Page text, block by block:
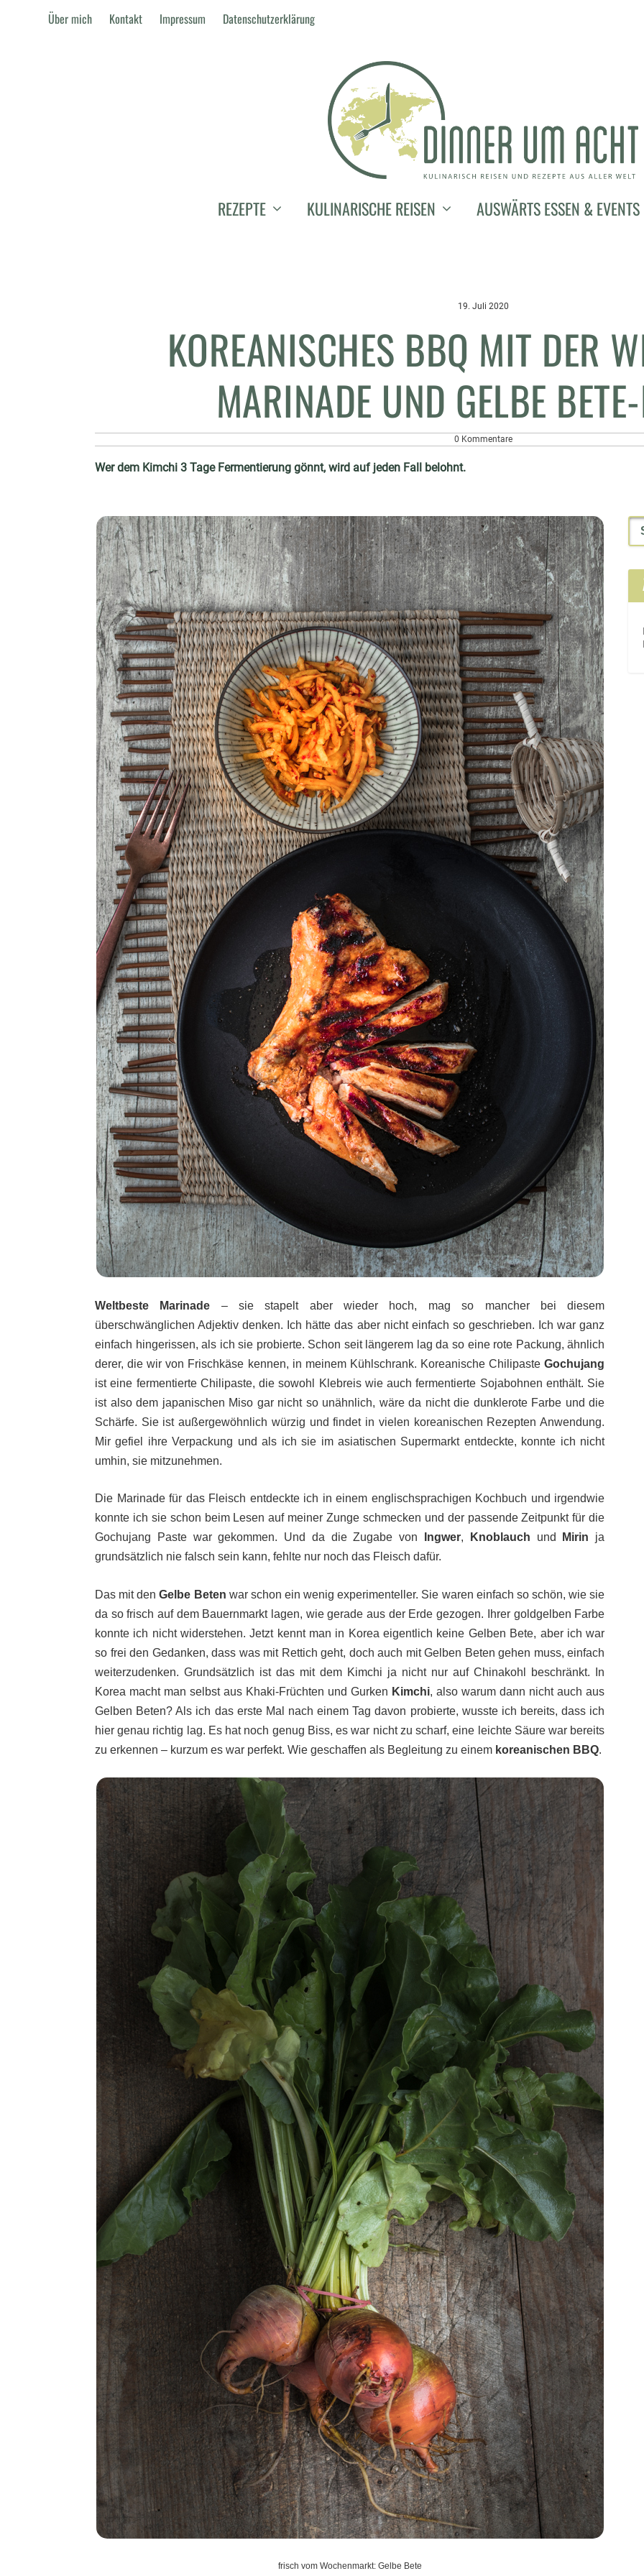
Über mich Kontakt Impressum Datenschutzerklärung
REZEPTE KULINARISCHE REISEN AUSWÄRTS ESSEN & EVENTS
19. Juli 2020
KOREANISCHES BBQ MIT DER
MARINADE UND GELBE
0 Kommentare
Wer dem Kimchi 3 Tage Fermentierung gönnt, wird auf jeden Fall belohnt.
Weltbeste Marinade – sie stapelt aber wieder hoch, mag so mancher bei diesem
überschwänglichen Adjektiv denken. Ich hätte das aber nicht einfach so geschrieben. Ich war ganz
einfach hingerissen, als ich sie probierte. Schon seit längerem lag da so eine rote Packung, ähnlich
derer, die wir von Frischkäse kennen, in meinem Kühlschrank. Koreanische ChilipasteGochujang
ist eine fermentierte Chilipaste, die sowohl Klebreis wie auch fermentierte Sojabohnen enthält. Sie
ist also dem japanischen Miso gar nicht so unähnlich, wäre da nicht die dunklerote Farbe und die
Schärfe. Sie ist außergewöhnlich würzig und findet in vielen koreanischen Rezepten Anwendung.
Mir gefiel ihre Verpackung und als ich sie im asiatischen Supermarkt entdeckte, konnte ich nicht
umhin, sie mitzunehmen.
Die Marinade für das Fleisch entdeckte ich in einem englischsprachigen Kochbuch und irgendwie
konnte ich sie schon beim Lesen auf meiner Zunge schmecken und der passende Zeitpunkt für die
Gochujang Paste war gekommen. Und da die Zugabe von Ingwer, Knoblauch und Mirin ja
grundsätzlich nie falsch sein kann, fehlte nur noch das Fleisch dafür.
Das mit denGelbe Beten war schon ein wenig experimenteller. Sie waren einfach so schön, wie sie
da so frisch auf dem Bauernmarkt lagen, wie gerade aus der Erde gezogen. Ihrer goldgelben Farbe
konnte ich nicht widerstehen. Jetzt kennt man in Korea eigentlich keine Gelben Bete, aber ich war
so frei den Gedanken, dass was mit Rettich geht, doch auch mit Gelben Beten gehen muss, einfach
weiterzudenken. Grundsätzlich ist das mit dem Kimchi ja nicht nur auf Chinakohl beschränkt. In
Korea macht man selbst aus Khaki-Früchten und Gurken Kimchi, also warum dann nicht auch aus
Gelben Beten? Als ich das erste Mal nach einem Tag davon probierte, wusste ich bereits, dass ich
hier genau richtig lag. Es hat noch genug Biss, es war nicht zu scharf, eine leichte Säure war bereits
zu erkennen – kurzum es war perfekt. Wie geschaffen als Begleitung zu einem koreanischen BBQ.
frisch vom Wochenmarkt: Gelbe Bete